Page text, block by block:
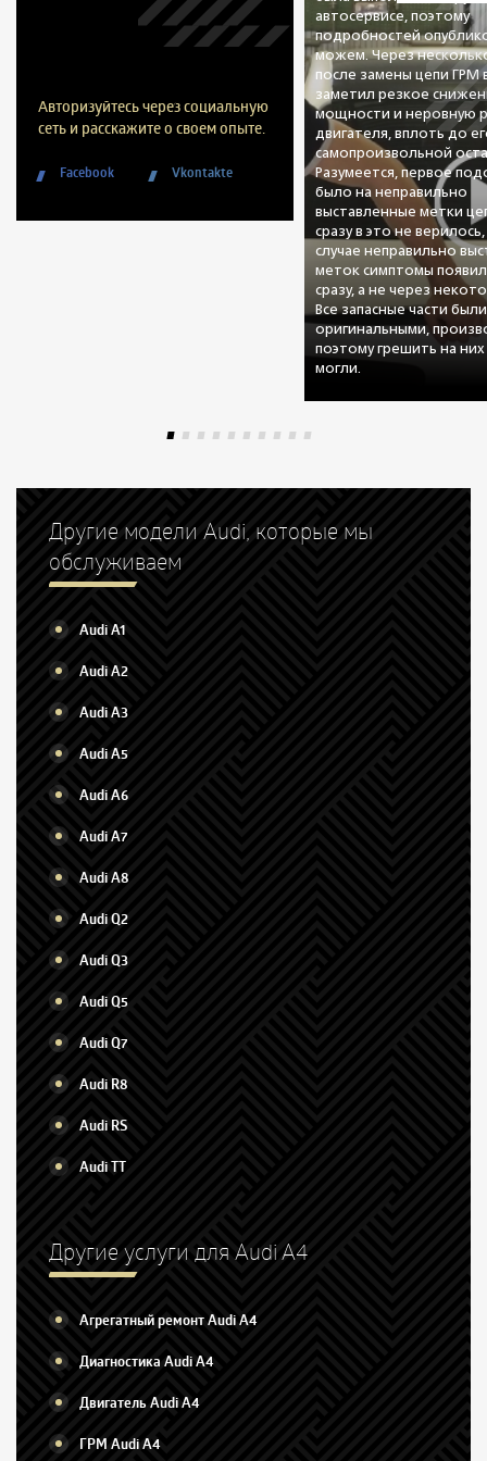
Авторизуйтесь через социальную
сеть и расскажите о своем опыте.
Facebook Vkontakte
автосервисе, поэтому
подробностей
можем. Через
после замены цепи ГРМ
заметил резкое
мощности и неровную
двигателя, вплоть до
самопроизвольной
Разумеется, первое
было на неправильно
выставленные метки
сразу в это не верилось,
случае неправильно
меток симптомы
сразу, а не через
Все запасные части
оригинальными,
поэтому грешить на
могли.
Другие модели Audi, которые мы
обслуживаем
Audi A1
Audi A2
Audi A3
Audi A5
Audi A6
Audi A7
Audi A8
Audi Q2
Audi Q3
Audi Q5
Audi Q7
Audi R8
Audi RS
Audi TT
Другие услуги для Audi A4
Агрегатный ремонт Audi A4
Диагностика Audi A4
Двигатель Audi A4
ГРМ Audi A4